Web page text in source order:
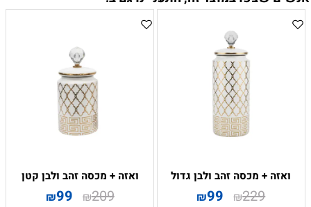
ואזה + מכסה זהב ולבן גדול
₪229
₪99
ואזה + מכסה זהב ולבן קטן
₪209
₪99